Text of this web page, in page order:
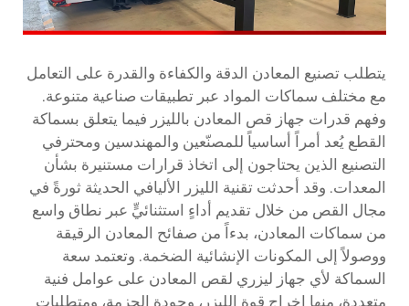
يتطلب تصنيع المعادن الدقة والكفاءة والقدرة على التعامل
مع مختلف سماكات المواد عبر تطبيقات صناعية متنوعة.
وفهم قدرات جهاز قص المعادن بالليزر فيما يتعلق بسماكة
القطع يُعد أمراً أساسياً للمصنّعين والمهندسين ومحترفي
التصنيع الذين يحتاجون إلى اتخاذ قرارات مستنيرة بشأن
المعدات. وقد أحدثت تقنية الليزر الأليافي الحديثة ثورةً في
مجال القص من خلال تقديم أداءٍ استثنائيٍّ عبر نطاق واسع
من سماكات المعادن، بدءاً من صفائح المعادن الرقيقة
ووصولاً إلى المكونات الإنشائية الضخمة. وتعتمد سعة
السماكة لأي جهاز ليزري لقص المعادن على عوامل فنية
متعددة، منها إخراج قوة الليزر، وجودة الحزمة، ومتطلبات